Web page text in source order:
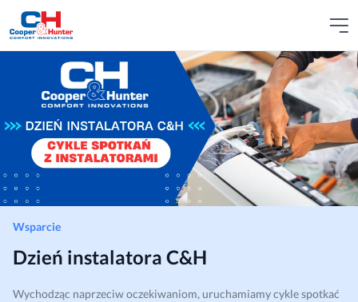
Wsparcie
Dzień instalatora C&H
Wychodząc naprzeciw oczekiwaniom, uruchamiamy cykle spotkać